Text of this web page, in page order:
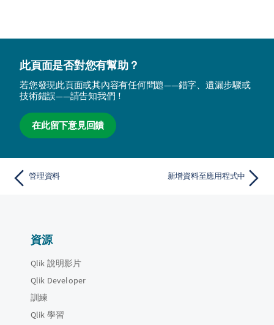
此頁面是否對您有幫助？
若您發現此頁面或其內容有任何問題——錯字、遺漏步驟或
技術錯誤——請告知我們！
在此留下意見回饋
管理資料 新增資料至應用程式中
資源
Qlik 說明影片
Qlik Developer
訓練
Qlik 學習